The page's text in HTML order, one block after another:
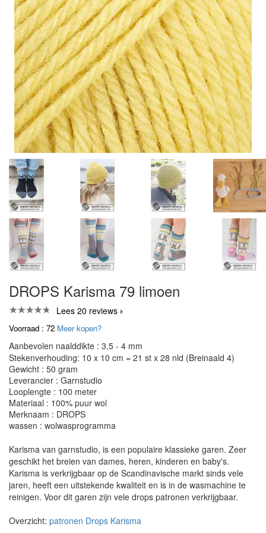
DROPS Karisma 79 limoen
Lees 20 reviews
Voorraad : 72 Meer kopen?
Aanbevolen naalddikte : 3,5 - 4 mm
Stekenverhouding: 10 x 10 cm = 21 st x 28 nld (Breinaald 4)
Gewicht : 50 gram
Leverancier : Garnstudio
Looplengte : 100 meter
Materiaal : 100% puur wol
Merknaam : DROPS
wassen : wolwasprogramma
Karisma van garnstudio, is een populaire klassieke garen. Zeer
geschikt het breien van dames, heren, kinderen en baby's.
Karisma is verkrijgbaar op de Scandinavische markt sinds vele
jaren, heeft een uitstekende kwaliteit en is in de wasmachine te
reinigen. Voor dit garen zijn vele drops patronen verkrijgbaar.
Overzicht: patronen Drops Karisma